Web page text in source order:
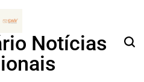
Notícias